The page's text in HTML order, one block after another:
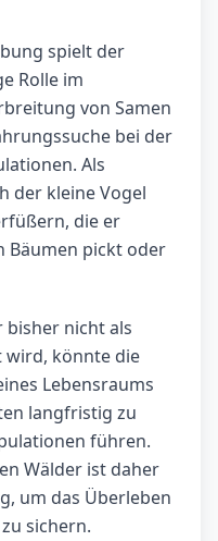
spielt der
Rolle im
von Samen
bei der
Als
der kleine Vogel
die er
Bäumen pickt oder
bisher nicht als
könnte die
Lebensraums
langfristig zu
führen.
Wälder ist daher
um das Überleben
sichern.